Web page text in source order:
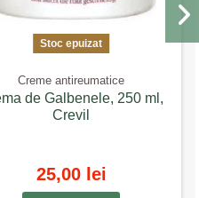
Stoc epuizat
Creme antireumatice
de Galbenele, 250 ml,
Crevil
25,00 lei